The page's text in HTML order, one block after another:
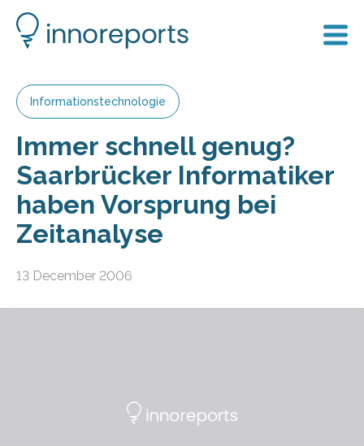
Informationstechnologie
Immer schnell genug?
Saarbrücker Informatiker
haben Vorsprung bei
Zeitanalyse
13 December 2006